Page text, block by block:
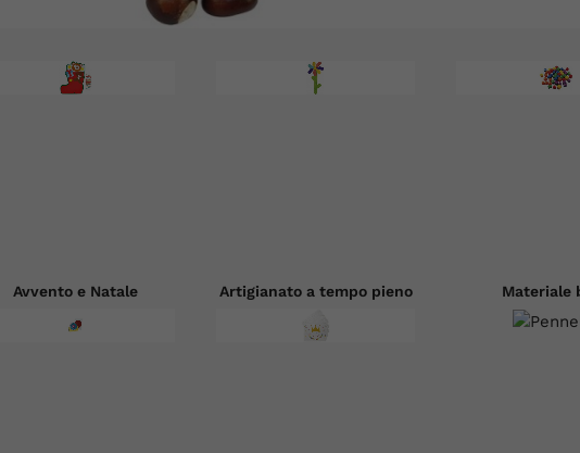
Avvento e Natale Artigianato a tempo pieno Materiale